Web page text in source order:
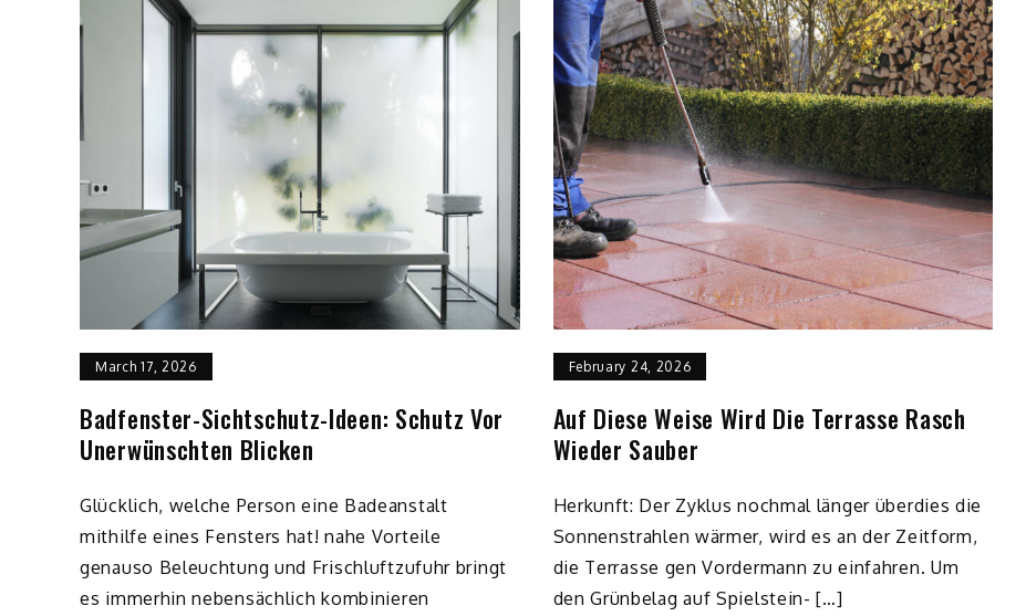
March 17, 2026
Badfenster-Sichtschutz-Ideen: Schutz Vor
Unerwünschten Blicken
Glücklich, welche Person eine Badeanstalt
mithilfe eines Fensters hat! nahe Vorteile
genauso Beleuchtung und Frischluftzufuhr bringt
es immerhin nebensächlich kombinieren
February 24, 2026
Auf Diese Weise Wird Die Terrasse Rasch
Wieder Sauber
Herkunft: Der Zyklus nochmal länger überdies die
Sonnenstrahlen wärmer, wird es an der Zeitform,
die Terrasse gen Vordermann zu einfahren. Um
den Grünbelag auf Spielstein- […]